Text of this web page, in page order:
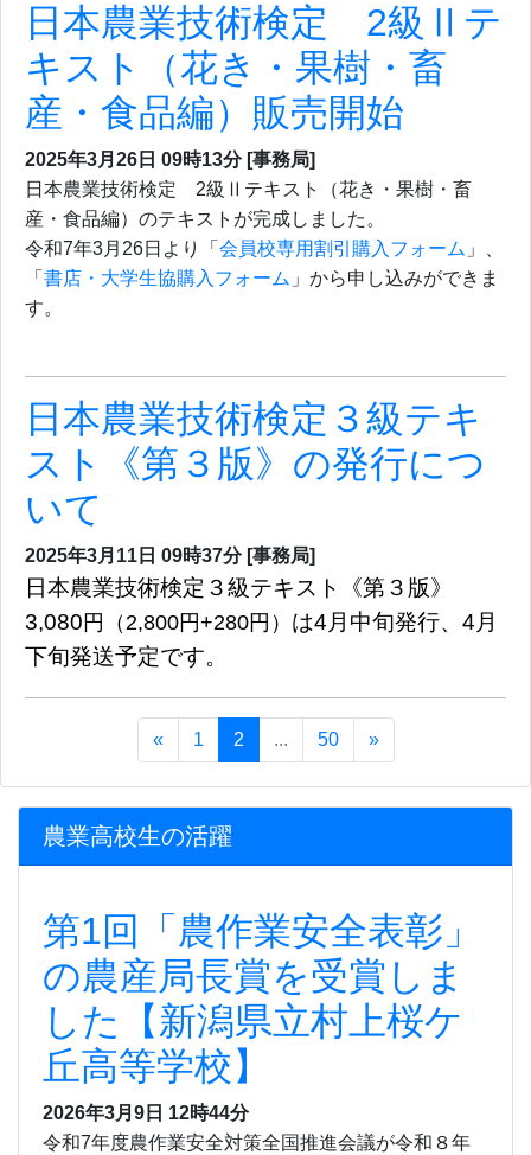
日本農業技術検定 2級Ⅱテ
キスト（花き・果樹・畜
産・食品編）販売開始
2025年3月26日 09時13分 [事務局]
日本農業技術検定 2級Ⅱテキスト（花き・果樹・畜
産・食品編）のテキストが完成しました。
令和7年3月26日より「 会員校専用割引購入フォーム 」、
「 書店・大学生協購入フォーム 」から申し込みができま
す。
日本農業技術検定３級テキ
スト《第３版》の発行につ
いて
2025年3月11日 09時37分 [事務局]
日本農業技術検定３級テキスト《第３版》
3,080円（2,800円+280円） は4月中旬発行、4月
下旬発送予定です。
« 1 2 ... 50 »
農業高校生の活躍
第1回「農作業安全表彰」
の農産局長賞を受賞しま
した【新潟県立村上桜ケ
丘高等学校】
2026年3月9日 12時44分
令和7年度農作業安全対策全国推進会議が令和８年